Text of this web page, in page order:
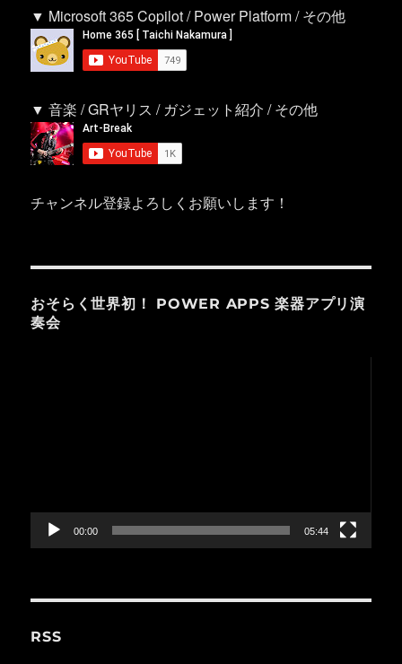
▼ Microsoft 365 Copilot / Power Platform / その他
▼ 音楽 / GRヤリス / ガジェット紹介 / その他
チャンネル登録よろしくお願いします！
おそらく世界初！ POWER APPS 楽器アプリ演
奏会
ー
00:00 05:44
RSS